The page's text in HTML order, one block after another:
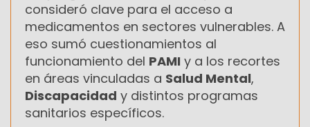
consideró clave para el acceso a
medicamentos en sectores vulnerables. A
eso sumó cuestionamientos al
funcionamiento del PAMI y a los recortes
en áreas vinculadas a Salud Mental,
Discapacidad y distintos programas
sanitarios específicos.